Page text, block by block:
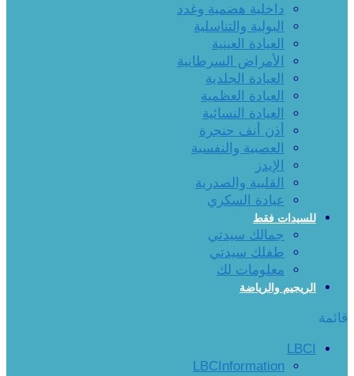
داخلية هضمية وغدد
البولية والتناسلية
العيادة العينية
الأمراض السرطانية
العيادة الجلدية
العيادة العظمية
العيادة النسائية
أذن أنف حنجرة
العصبية والنفسية
الإيدز
القلبية والصدرية
عيادة السكري
للسيدات فقط
جمالك سيدتي
طفلك سيدتي
معلومات لك
الريجيم والرياضة
قائمة
LBCI
LBCInformation